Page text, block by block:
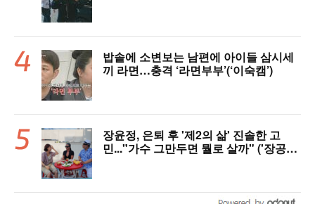
밥솥에 소변보는 남편에 아이들 삼시세
끼 라면…충격 ‘라면부부’(‘이숙캠’)
장윤정, 은퇴 후 '제2의 삶' 진솔한 고
민..."가수 그만두면 뭘로 살까" ('장공장